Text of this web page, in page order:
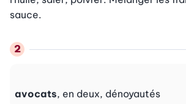
sauce.
avocats, en deux, dénoyautés